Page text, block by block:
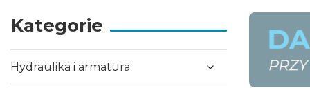
Kategorie
Hydraulika i armatura